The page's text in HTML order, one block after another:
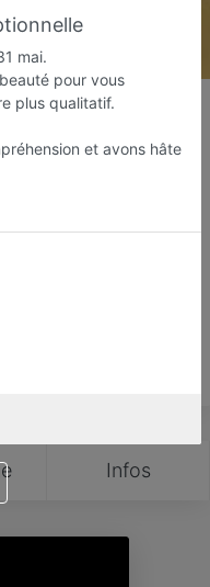
Canaria
Infos
mai.
pour vous
plus qualitatif.
et avons hâte